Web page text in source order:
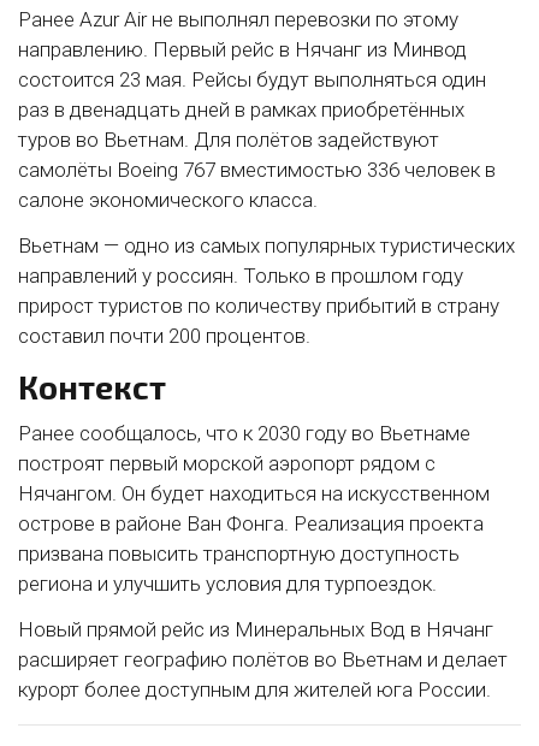
Ранее Azur Air не выполнял перевозки по этому
направлению. Первый рейс в Нячанг из Минвод
состоится 23 мая. Рейсы будут выполняться один
раз в двенадцать дней в рамках приобретённых
туров во Вьетнам. Для полётов задействуют
самолёты Boeing 767 вместимостью 336 человек в
салоне экономического класса.
Вьетнам — одно из самых популярных туристических
направлений у россиян. Только в прошлом году
прирост туристов по количеству прибытий в страну
составил почти 200 процентов.
Контекст
Ранее сообщалось, что к 2030 году во Вьетнаме
построят первый морской аэропорт рядом с
Нячангом. Он будет находиться на искусственном
острове в районе Ван Фонга. Реализация проекта
призвана повысить транспортную доступность
региона и улучшить условия для турпоездок.
Новый прямой рейс из Минеральных Вод в Нячанг
расширяет географию полётов во Вьетнам и делает
курорт более доступным для жителей юга России.